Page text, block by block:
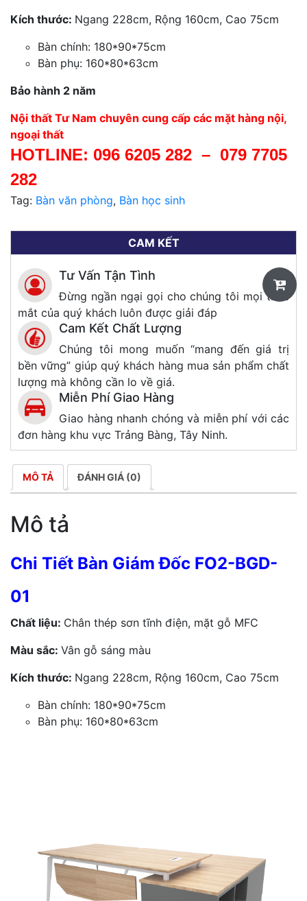
Kích thước: Ngang 228cm, Rộng 160cm, Cao 75cm
Bàn chính: 180*90*75cm
Bàn phụ: 160*80*63cm
Bảo hành 2 năm
Nội thất Tư Nam chuyên cung cấp các mặt hàng nội,
ngoại thất
HOTLINE: 096 6205 282 – 079 7705
282
Tag: Bàn văn phòng, Bàn học sinh
CAM KẾT
Tư Vấn Tận Tình
Đừng ngần ngại gọi cho chúng tôi mọi thắc
mắt của quý khách luôn được giải đáp
Cam Kết Chất Lượng
Chúng tôi mong muốn “mang đến giá trị
bền vững” giúp quý khách hàng mua sản phẩm chất
lượng mà không cần lo về giá.
Miễn Phí Giao Hàng
Giao hàng nhanh chóng và miễn phí với các
đơn hàng khu vực Trảng Bàng, Tây Ninh.
MÔ TẢ ĐÁNH GIÁ (0)
Mô tả
Chi Tiết Bàn Giám Đốc FO2-BGD-
01
Chất liệu: Chân thép sơn tĩnh điện, mặt gỗ MFC
Màu sắc: Vân gỗ sáng màu
Kích thước: Ngang 228cm, Rộng 160cm, Cao 75cm
Bàn chính: 180*90*75cm
Bàn phụ: 160*80*63cm